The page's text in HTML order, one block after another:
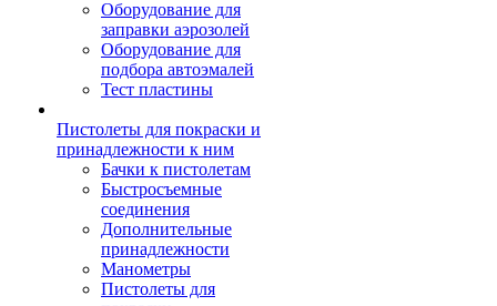
Оборудование для
заправки аэрозолей
Оборудование для
подбора автоэмалей
Тест пластины
Пистолеты для покраски и
принадлежности к ним
Бачки к пистолетам
Быстросъемные
соединения
Дополнительные
принадлежности
Манометры
Пистолеты для